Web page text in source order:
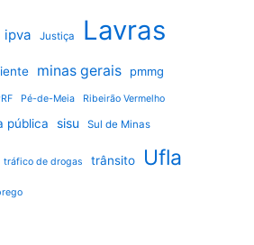
ipva Justiça Lavras
minas gerais
pmmg
Pé-de-Meia Ribeirão Vermelho
pública sisu Sul de Minas
tráfico de drogas trânsito Ufla